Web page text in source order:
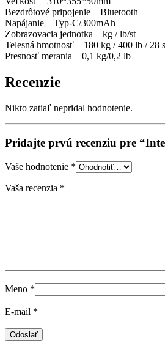
Bezdrôtové pripojenie – Bluetooth
Napájanie – Typ-C/300mAh
Zobrazovacia jednotka – kg / lb/st
Telesná hmotnosť – 180 kg / 400 lb / 28
Presnosť merania – 0,1 kg/0,2 lb
Recenzie
Nikto zatiaľ nepridal hodnotenie.
Pridajte prvú recenziu pre
Vaše hodnotenie *
Vaša recenzia *
Meno *
E-mail *